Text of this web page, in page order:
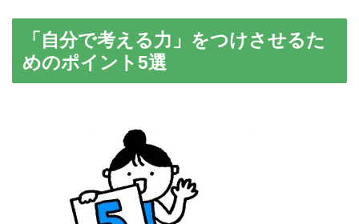
「自分で考える力」をつけさせるた
めのポイント5選